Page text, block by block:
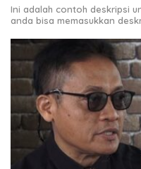
Ini adalah contoh deskripsi
anda bisa memasukkan